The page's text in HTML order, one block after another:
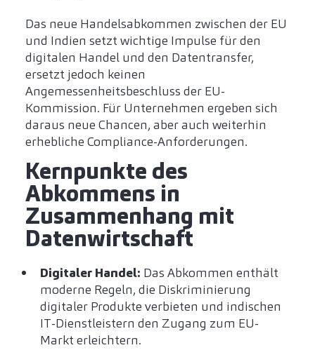
Das neue Handelsabkommen zwischen der EU
und Indien setzt wichtige Impulse für den
digitalen Handel und den Datentransfer,
ersetzt jedoch keinen
Angemessenheitsbeschluss der EU-
Kommission. Für Unternehmen ergeben sich
daraus neue Chancen, aber auch weiterhin
erhebliche Compliance-Anforderungen.
Kernpunkte des
Abkommens in
Zusammenhang mit
Datenwirtschaft
Digitaler Handel: Das Abkommen enthält
moderne Regeln, die Diskriminierung
digitaler Produkte verbieten und indischen
IT-Dienstleistern den Zugang zum EU-
Markt erleichtern.